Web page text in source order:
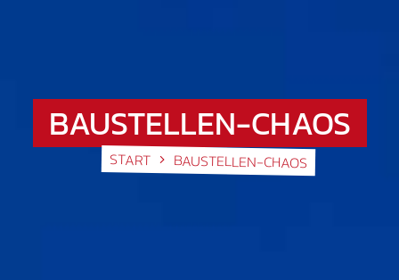
BAUSTELLEN-CHAOS
START BAUSTELLEN-CHAOS